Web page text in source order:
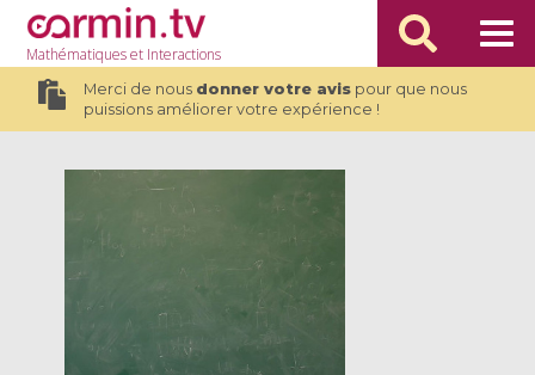
Mathématiqueset Interactions
Merci de nous donner votre avispour que nous
puissions améliorer votre expérience !